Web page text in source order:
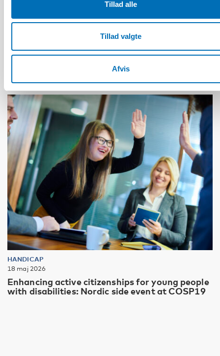
Tillad alle
Tillad valgte
Afvis
HANDICAP
Unga med funktionsnedsättning efterlyser
tydligare information om fri rörlighet
HANDICAP
18 maj 2026
Enhancing active citizenships for young people
with disabilities: Nordic side event at COSP19